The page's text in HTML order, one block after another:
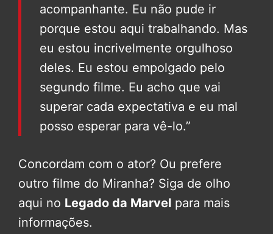
acompanhante. Eu não pude ir
porque estou aqui trabalhando. Mas
eu estou incrivelmente orgulhoso
deles. Eu estou empolgado pelo
segundo filme. Eu acho que vai
superar cada expectativa e eu mal
posso esperar para vê-lo.”
Concordam com o ator? Ou prefere
outro filme do Miranha? Siga de olho
aqui no Legado da Marvel para mais
informações.